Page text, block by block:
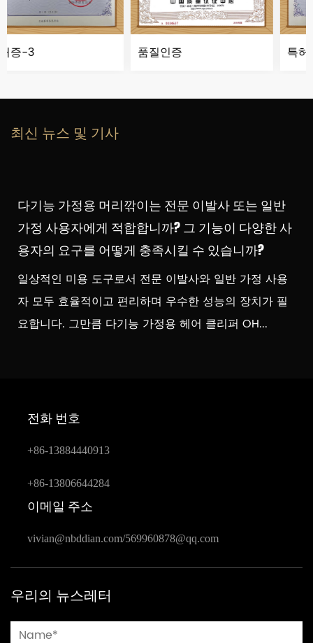
최신 뉴스 및 기사
다기능 가정용 머리깎이는 전문 이발사 또는 일반
가정 사용자에게 적합합니까? 그 기능이 다양한 사
용자의 요구를 어떻게 충족시킬 수 있습니까?
일상적인 미용 도구로서 전문 이발사와 일반 가정 사용
자 모두 효율적이고 편리하며 우수한 성능의 장치가 필
요합니다. 그만큼 다기능 가정용 헤어 클리퍼 OH...
전화 번호
+86-13884440913
+86-13806644284
이메일 주소
vivian@nbddian.com/569960878@qq.com
우리의 뉴스레터